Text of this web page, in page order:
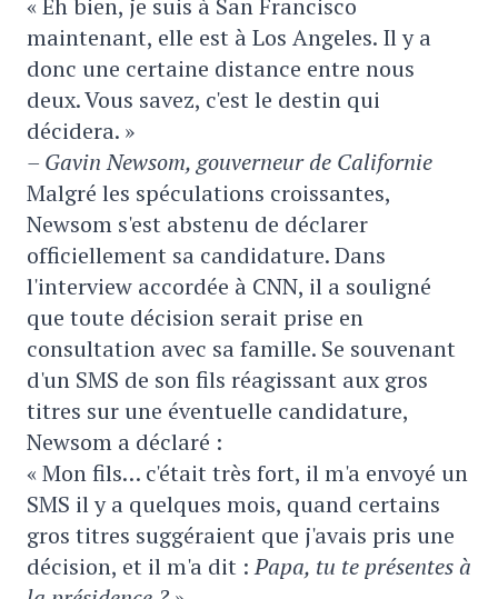
« Eh bien, je suis à San Francisco
maintenant, elle est à Los Angeles. Il y a
donc une certaine distance entre nous
deux. Vous savez, c'est le destin qui
décidera. »
– Gavin Newsom, gouverneur de Californie
Malgré les spéculations croissantes,
Newsom s'est abstenu de déclarer
officiellement sa candidature. Dans
l'interview accordée à CNN, il a souligné
que toute décision serait prise en
consultation avec sa famille. Se souvenant
d'un SMS de son fils réagissant aux gros
titres sur une éventuelle candidature,
Newsom a déclaré :
« Mon fils… c'était très fort, il m'a envoyé un
SMS il y a quelques mois, quand certains
gros titres suggéraient que j'avais pris une
décision, et il m'a dit :Papa, tu te présentes à